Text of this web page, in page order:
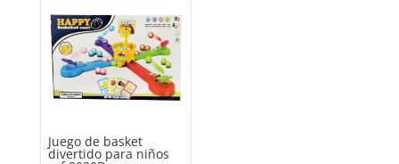
Juego de basket
divertido para niños